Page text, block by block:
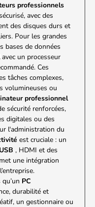
professionnels
avec des
des disques durs et
Pour les grandes
bases de données
avec un processeur
Ces
tâches complexes,
volumineuses ou
professionnel
sécurité renforcées,
digitales ou des
l'administration du
est cruciale : un
, HDMI et des
une intégration
PC
durabilité et
un gestionnaire ou